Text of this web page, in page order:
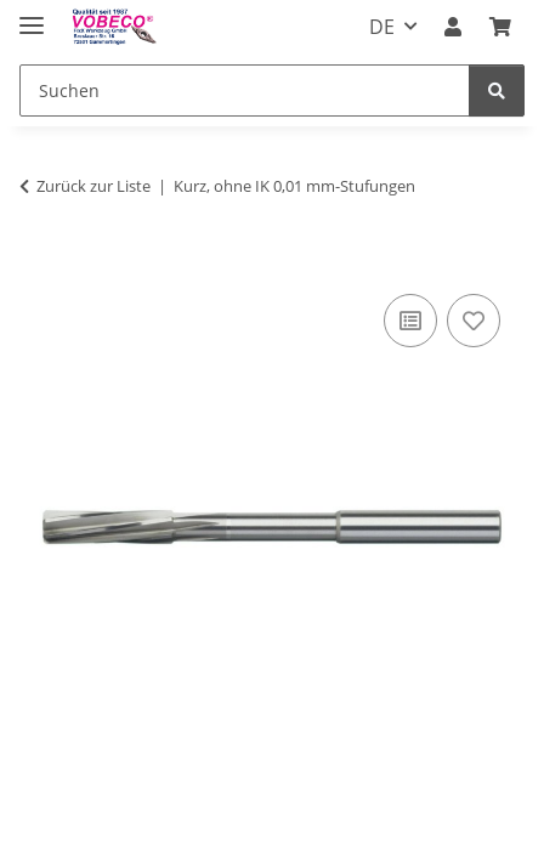
DE
Zurück zur Liste Kurz, ohne IK 0,01 mm-Stufungen